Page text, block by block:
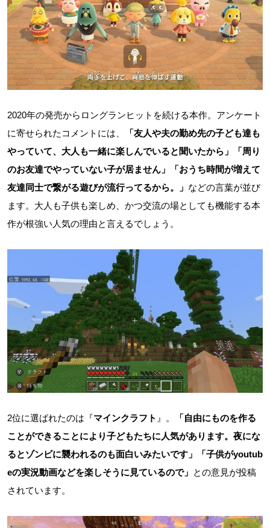
2020年の発売からロングランヒットを続ける本作。アンケート
に寄せられたコメントには、
「友人や夫の勤め先の子ども達も
やっていて、大人も一緒に楽しんでいると聞いたから」「周り
のお友達でやっていない子が居ません」「おうち時間が増えて
友達同士で繋がる遊びが流行ってるから。」 などの言葉が並び
ます。大人も子供も楽しめ、かつ交流の場としても機能する本
作が根強い人気の理由と言えるでしょう。
2位に選ばれたのは『マインクラフト 』。
「自由にものを作る
ことができることにより子どもたちに人気があります。夜にな
るとゾンビに襲われるのも面白いみたいです」「子供がyoutub
eの実況動画などを楽しそうに見ているので」 との意見が投稿
されています。